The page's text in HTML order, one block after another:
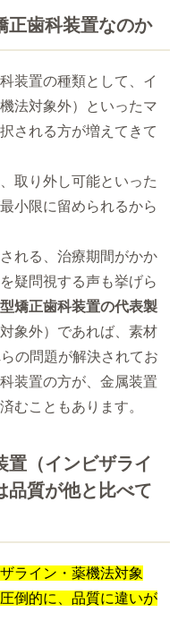
正歯科装置なのか
装置の種類として、イ
法対象外）といったマ
される方が増えてきて
取り外し可能といった
小限に留められるから
れる、治療期間がかか
疑問視する声も挙げら
矯正歯科装置の代表製
象外）であれば、素材
の問題が解決されてお
装置の方が、金属装置
むこともあります。
置（インビザライ
品質が他と比べて
ライン・薬機法対象
倒的に、品質に違いが